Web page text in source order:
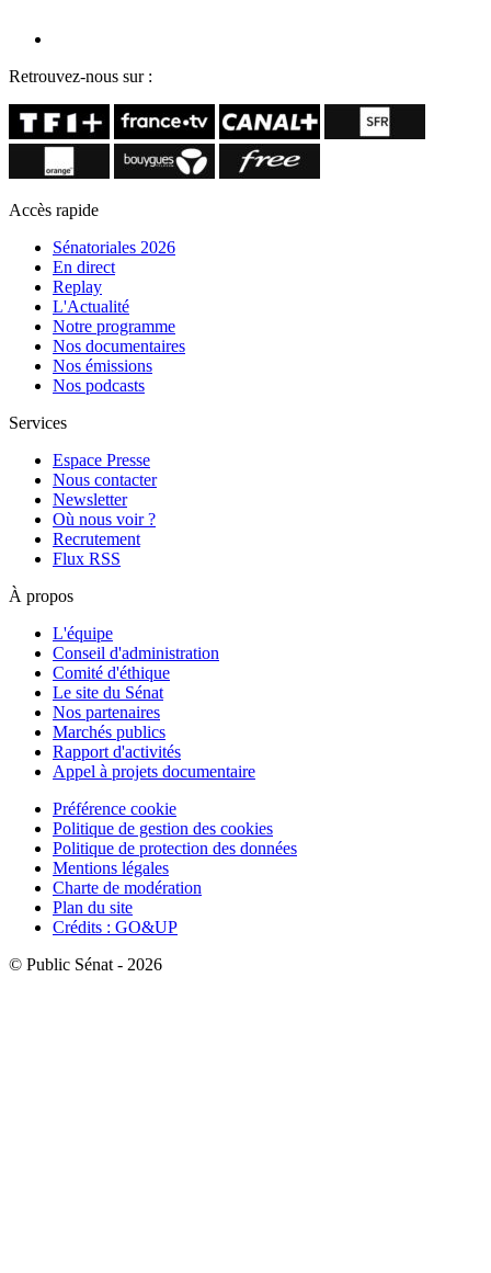
Retrouvez-nous sur :
Accès rapide
Sénatoriales 2026
En direct
Replay
L'Actualité
Notre programme
Nos documentaires
Nos émissions
Nos podcasts
Services
Espace Presse
Nous contacter
Newsletter
Où nous voir ?
Recrutement
Flux RSS
À propos
L'équipe
Conseil d'administration
Comité d'éthique
Le site du Sénat
Nos partenaires
Marchés publics
Rapport d'activités
Appel à projets documentaire
Préférence cookie
Politique de gestion des cookies
Politique de protection des données
Mentions légales
Charte de modération
Plan du site
Crédits : GO&UP
© Public Sénat - 2026